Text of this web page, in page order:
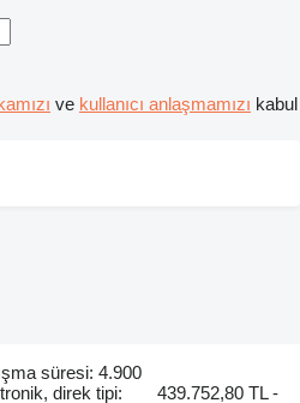
ve kullanıcı anlaşmamızı kabul
süresi: 4.900
direk tipi:
439.752,80 TL -